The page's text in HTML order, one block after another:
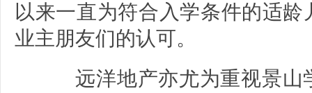
以来一直为符合入学条件的适
业主朋友们的认可。
远洋地产亦尤为重视景山